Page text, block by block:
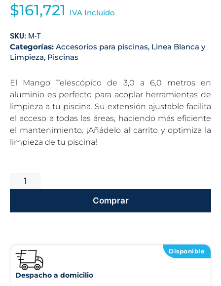
$161,721 IVA Incluido
SKU: M-T
Categorías: Accesorios para piscinas, Linea Blanca y
Limpieza, Piscinas
El Mango Telescópico de 3,0 a 6,0 metros en
aluminio es perfecto para acoplar herramientas de
limpieza a tu piscina. Su extensión ajustable facilita
el acceso a todas las áreas, haciendo más eficiente
el mantenimiento. ¡Añádelo al carrito y optimiza la
limpieza de tu piscina!
Comprar
Disponible
Despacho a domicilio